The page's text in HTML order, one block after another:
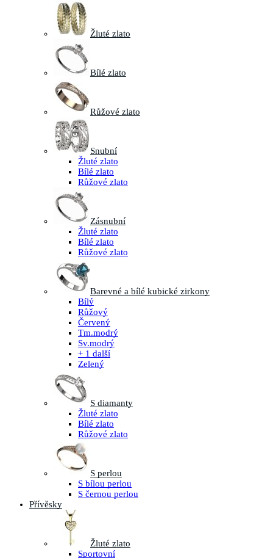
Žluté zlato
Bílé zlato
Růžové zlato
Snubní
Žluté zlato
Bílé zlato
Růžové zlato
Zásnubní
Žluté zlato
Bílé zlato
Růžové zlato
Barevné a bílé kubické zirkony
Bílý
Růžový
Červený
Tm.modrý
Sv.modrý
+ 1 další
Zelený
S diamanty
Žluté zlato
Bílé zlato
Růžové zlato
S perlou
S bílou perlou
S černou perlou
Přívěsky
Žluté zlato
Sportovní